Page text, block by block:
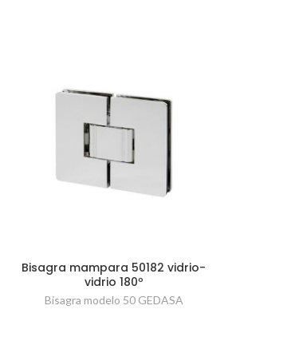
Bisagra mampara 50182 vidrio-
vidrio 180º
Bisagra modelo 50 GEDASA